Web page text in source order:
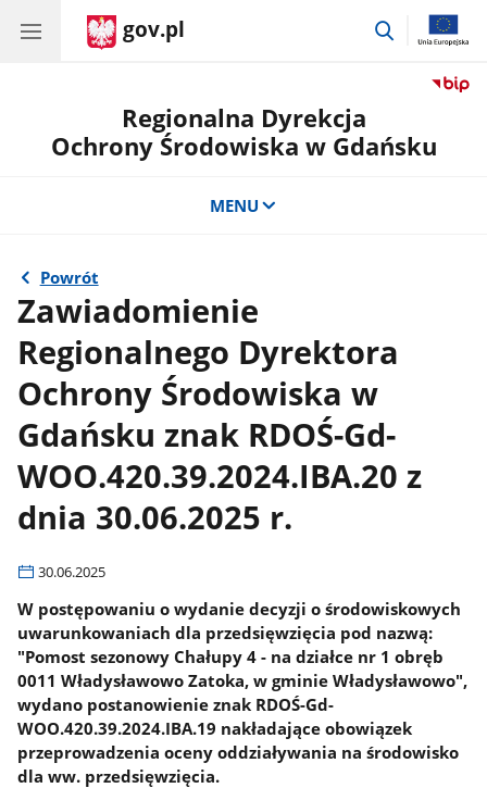
gov.pl
przejdź
Regionalna Dyrekcja
Ochrony Środowiska w Gdańsku
MENU
Powrót
Zawiadomienie
Regionalnego Dyrektora
Ochrony Środowiska w
Gdańsku znak RDOŚ-Gd-
WOO.420.39.2024.IBA.20 z
dnia 30.06.2025 r.
30.06.2025
W postępowaniu o wydanie decyzji o środowiskowych
uwarunkowaniach dla przedsięwzięcia pod nazwą:
"Pomost sezonowy Chałupy 4 - na działce nr 1 obręb
0011 Władysławowo Zatoka, w gminie Władysławowo",
wydano postanowienie znak RDOŚ-Gd-
WOO.420.39.2024.IBA.19 nakładające obowiązek
przeprowadzenia oceny oddziaływania na środowisko
dla ww. przedsięwzięcia.